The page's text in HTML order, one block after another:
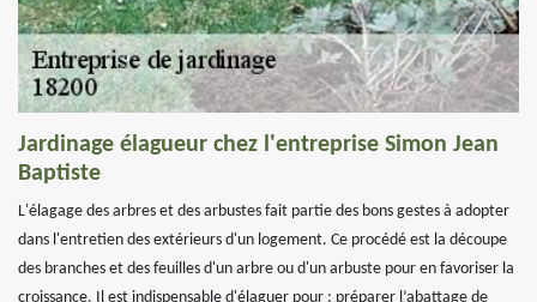
Jardinage élagueur chez l'entreprise Simon Jean
Baptiste
L'élagage des arbres et des arbustes fait partie des bons gestes à adopter
dans l'entretien des extérieurs d'un logement. Ce procédé est la découpe
des branches et des feuilles d'un arbre ou d'un arbuste pour en favoriser la
croissance. Il est indispensable d'élaguer pour : préparer l’abattage de